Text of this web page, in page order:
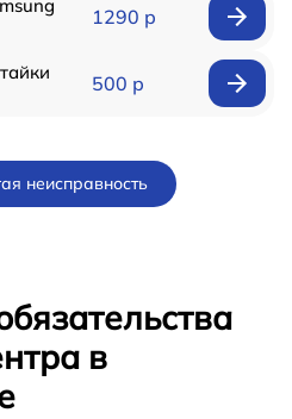
1290 р
500 р
неисправность
в